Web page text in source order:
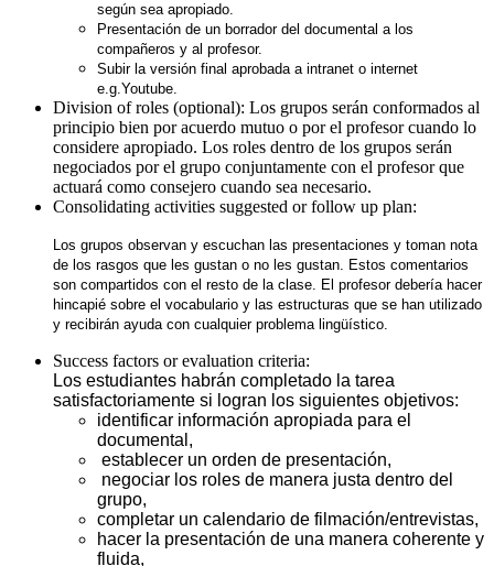
según sea apropiado.
Presentación de un borrador del documental a los
compañeros y al profesor.
Subir la versión final aprobada a intranet o internet
e.g.Youtube.
Division of roles (optional): Los grupos serán conformados al
principio bien por acuerdo mutuo o por el profesor cuando lo
considere apropiado. Los roles dentro de los grupos serán
negociados por el grupo conjuntamente con el profesor que
actuará como consejero cuando sea necesario.
Consolidating activities suggested or follow up plan:
Los grupos observan y escuchan las presentaciones y toman nota
de los rasgos que les gustan o no les gustan. Estos comentarios
son compartidos con el resto de la clase. El profesor debería hacer
hincapié sobre el vocabulario y las estructuras que se han utilizado
y recibirán ayuda con cualquier problema lingüístico.
Success factors or evaluation criteria:
Los estudiantes habrán completado la tarea
satisfactoriamente si logran los siguientes objetivos:
identificar información apropiada para el
documental,
establecer un orden de presentación,
negociar los roles de manera justa dentro del
grupo,
completar un calendario de filmación/entrevistas,
hacer la presentación de una manera coherente y
fluida,